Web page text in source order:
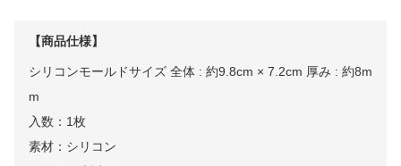
【商品仕様】
シリコンモールドサイズ 全体 : 約9.8cm × 7.2cm 厚み : 約8m
m
入数：1枚
素材：シリコン